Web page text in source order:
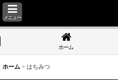
メニュー
ホーム
ホーム > はちみつ